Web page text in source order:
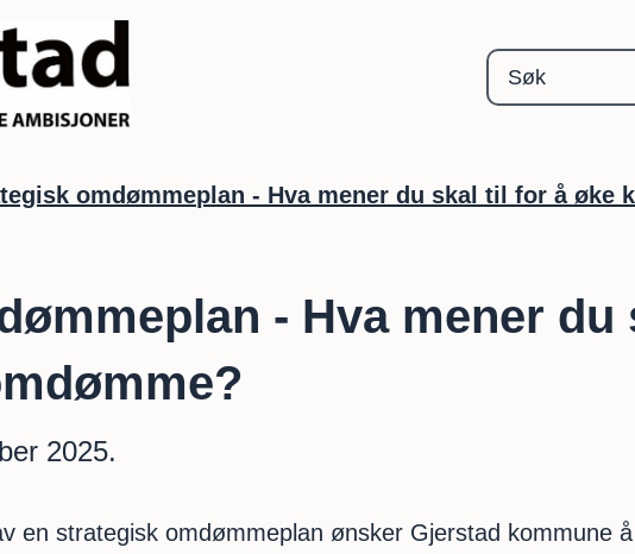
omdømmeplan - Hva mener du skal til for å øke
- Hva mener
2025.
en strategisk omdømmeplan ønsker Gjerstad kommune